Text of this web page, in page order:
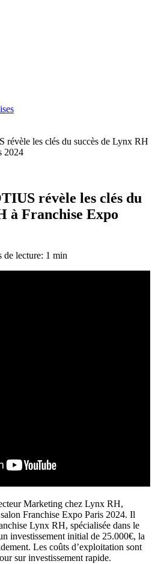
révèle les clés du succès de Lynx RH
2024
révèle les clés du
à Franchise Expo
de lecture: 1 min
Marketing chez Lynx RH,
Franchise Expo Paris 2024. Il
Lynx RH, spécialisée dans le
investissement initial de 25.000€, la
Les coûts d’exploitation sont
sur investissement rapide.